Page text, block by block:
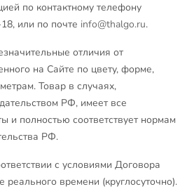
по контактному телефону
или по почте info@thalgo.ru.
отличия от
на Cайте по цвету, форме,
Товар в случаях,
РФ, имеет все
и полностью соответствует нормам
РФ.
с условиями Договора
времени (круглосуточно).